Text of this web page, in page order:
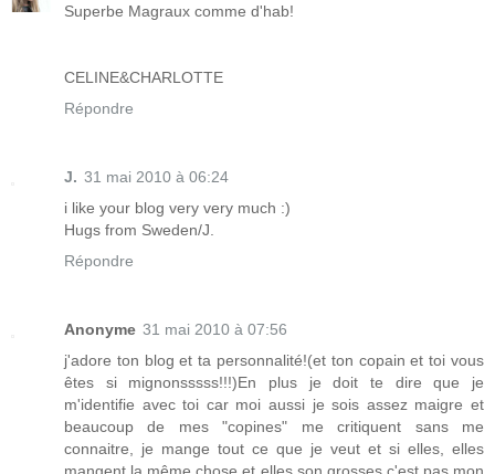
Superbe Magraux comme d'hab!
CELINE&CHARLOTTE
Répondre
J. 31 mai 2010 à 06:24
i like your blog very very much :)
Hugs from Sweden/J.
Répondre
Anonyme 31 mai 2010 à 07:56
j'adore ton blog et ta personnalité!(et ton copain et toi vous
êtes si mignonsssss!!!)En plus je doit te dire que je
m'identifie avec toi car moi aussi je sois assez maigre et
beaucoup de mes "copines" me critiquent sans me
connaitre, je mange tout ce que je veut et si elles, elles